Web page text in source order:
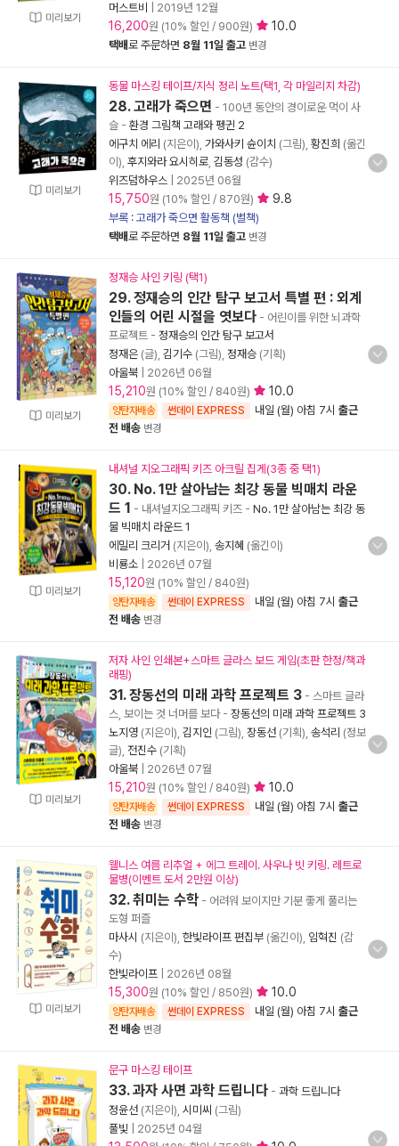
미리보기
머스트비
2019년 12월
16,200원 (10% 할인 / 900원) 10.0
택배로 주문하면 8월 11일 출고 변경
미리보기
동물 마스킹 테이프/지식 정리 노트(택1, 각 마일리지 차감)
28. 고래가 죽으면 - 100년 동안의 경이로운 먹이 사
슬 - 환경 그림책 고래와 펭귄 2
에구치 에리 (지은이), 가와사키 슌이치 (그림), 황진희 (옮긴
이), 후지와라 요시히로 김동성 (감수)
위즈덤하우스
2025년 06월
15,750원 (10% 할인 / 870원) 9.8
부록 : 고래가 죽으면 활동책 (별책)
택배로 주문하면 8월 11일 출고 변경
미리보기
정재승 사인 키링 (택1)
29. 정재승의 인간 탐구 보고서 특별 편 : 외계
인들의 어린 시절을 엿보다 - 어린이를 위한 뇌과학
프로젝트 - 정재승의 인간 탐구 보고서
정재은 (글), 김기수 (그림), 정재승 (기획)
아울북
2026년 06월
15,210원 (10% 할인 / 840원) 10.0
양탄자배송 썬데이 EXPRESS 내일 (월) 아침 7시 출근
전 배송 변경
미리보기
내셔널 지오그래픽 키즈 아크릴 집게(3종 중 택1)
30. No. 1만 살아남는 최강 동물 빅매치 라운
드 1 - 내셔널지오그래픽 키즈 - No. 1만 살아남는 최강 동
물 빅매치 라운드 1
에밀리 크리거 (지은이), 송지혜 (옮긴이)
비룡소
2026년 07월
15,120원 (10% 할인 / 840원)
양탄자배송 썬데이 EXPRESS 내일 (월) 아침 7시 출근
전 배송 변경
미리보기
저자 사인 인쇄본+스마트 글라스 보드 게임(초판 한정/책과
래핑)
31. 장동선의 미래 과학 프로젝트 3 - 스마트 글라
스, 보이는 것 너머를 보다- 장동선의 미래 과학 프로젝트 3
노지영 (지은이), 김지인 (그림), 장동선 (기획), 송석리 (정보
글), 전진수 (기획)
아울북
2026년 07월
15,210원 (10% 할인 / 840원) 10.0
양탄자배송 썬데이 EXPRESS 내일 (월) 아침 7시 출근
전 배송 변경
미리보기
웰니스 여름 리추얼 + 에그 트레이. 사우나 빗 키링. 레트로
물병(이벤트 도서 2만원 이상)
32. 취미는 수학 - 어려워 보이지만 기분 좋게 풀리는
도형 퍼즐
마사시 (지은이), 한빛라이프 편집부 (옮긴이), 임혁진 (감
수)
한빛라이프
2026년 08월
15,300원 (10% 할인 / 850원) 10.0
양탄자배송 썬데이 EXPRESS 내일 (월) 아침 7시 출근
전 배송 변경
문구 마스킹 테이프
33. 과자 사면 과학 드립니다 - 과학 드립니다
정윤선 (지은이), 시미씨 (그림)
풀빛
2025년 04월